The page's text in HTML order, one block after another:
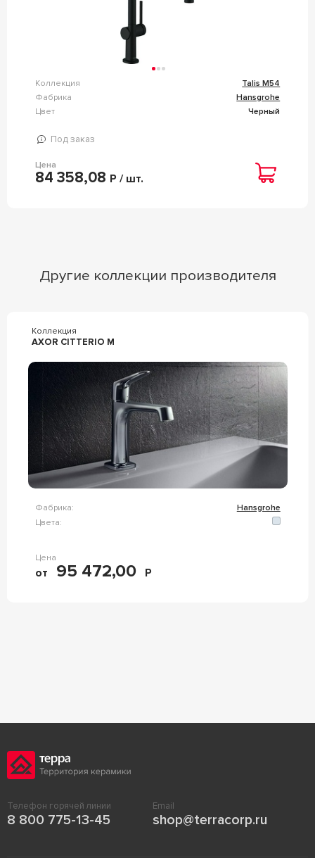
Коллекция
Talis M54
Фабрика
Hansgrohe
Цвет
Черный
Под заказ
Цена
84 358,08 Р / шт.
Другие коллекции производителя
Коллекция
AXOR CITTERIO M
Фабрика:
Hansgrohe
Цвета:
Цена
от 95 472,00 Р
Телефон горячей линии
8 800 775-13-45
Email
shop@terracorp.ru